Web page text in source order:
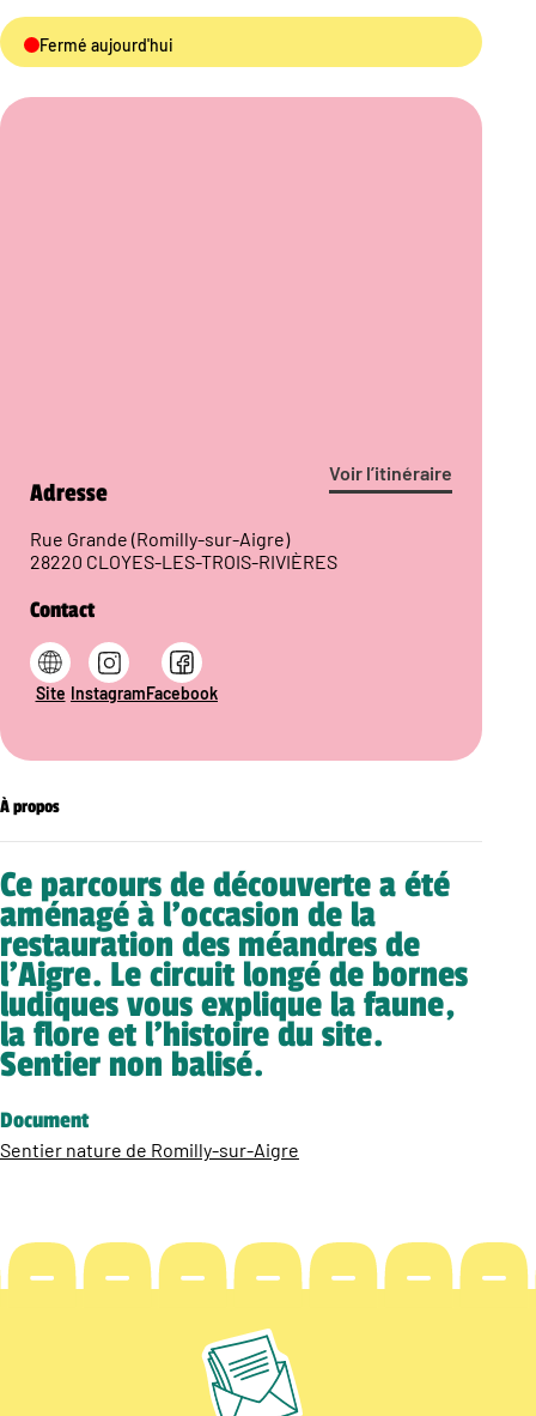
Fermé aujourd'hui
Voir l’itinéraire
Adresse
Rue Grande (Romilly-sur-Aigre)
28220 CLOYES-LES-TROIS-RIVIÈRES
Contact
Site InstagramFacebook
À propos
Ce parcours de découverte a été
aménagé à l’occasion de la
restauration des méandres de
l’Aigre. Le circuit longé de bornes
ludiques vous explique la faune,
la flore et l’histoire du site.
Sentier non balisé.
Document
Sentier nature de Romilly-sur-Aigre